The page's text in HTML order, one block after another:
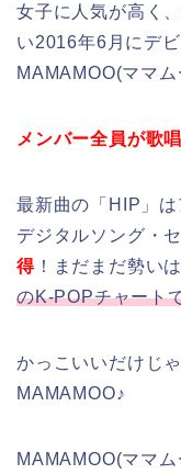
女子に人気が高く
い2016年6月にデ
MAMAMOO(ママム
メンバー全員が歌
最新曲の「HIP」は
デジタルソング・
得！まだまだ勢い
のK-POPチャート
かっこいいだけじ
MAMAMOO♪
MAMAMOO(ママ